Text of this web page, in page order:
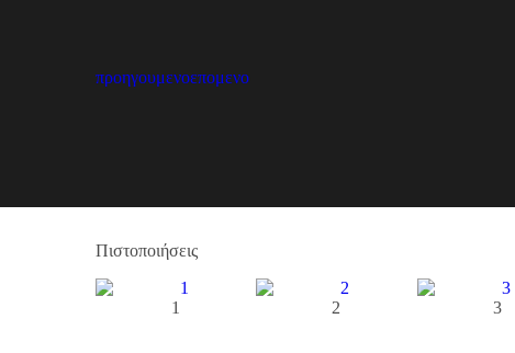
προηγουμενοεπομενο
Πιστοποιήσεις
1 2 3